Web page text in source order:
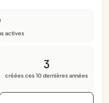
actives
3
créées ces 10 dernières années